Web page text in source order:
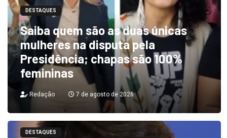
DESTAQUES
Saiba quem são as duas únicas
mulheres na disputa pela
Presidência; chapas são 100%
femininas
Redação 7 de agosto de 2026
DESTAQUES